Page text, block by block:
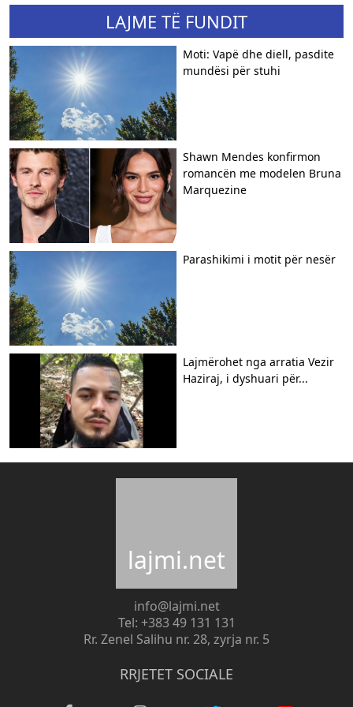
LAJME TË FUNDIT
Moti: Vapë dhe diell, pasdite
mundësi për stuhi
Shawn Mendes konfirmon
romancën me modelen Bruna
Marquezine
Parashikimi i motit për nesër
Lajmërohet nga arratia Vezir
Haziraj, i dyshuari për...
lajmi.net
info@lajmi.net
Tel: +383 49 131 131
Rr. Zenel Salihu nr. 28, zyrja nr. 5
RRJETET SOCIALE